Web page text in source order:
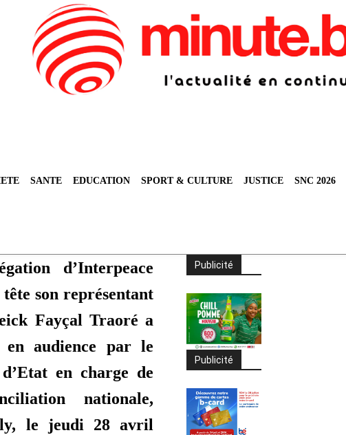
SANTE EDUCATION SPORT & CULTURE JUSTICE SNC 2026
d’Interpeace
tête son représentant
Fayçal Traoré a
en audience par le
en charge de
nationale,
le jeudi 28 avril
Publicité
Publicité